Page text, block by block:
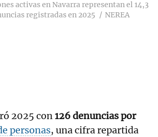
activas en Navarra representan el 14,3
registradas en 2025
NEREA
2025 con126 denuncias por
personas, una cifra repartida